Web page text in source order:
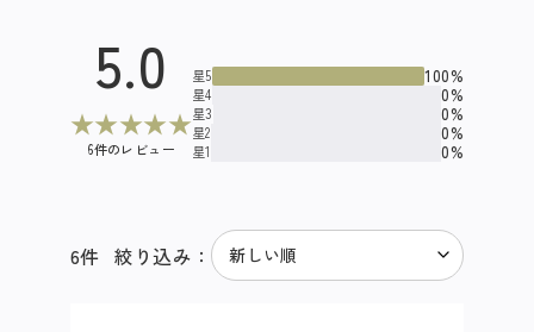
5.0
★★★★★
6件のレビュー
星5 100%
星4 0%
星3 0%
星2 0%
星1 0%
6件 絞り込み：